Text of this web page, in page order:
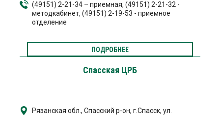
(49151) 2-21-34 – приемная, (49151) 2-21-32 -
методкабинет, (49151) 2-19-53 - приемное
отделение
ПОДРОБНЕЕ
Спасская ЦРБ
Рязанская обл., Спасский р-он, г.Спасск, ул.